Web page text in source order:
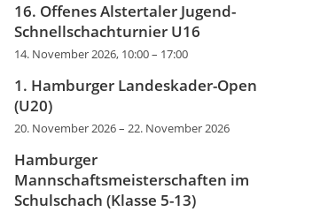
16. Offenes Alstertaler Jugend-
Schnellschachturnier U16
14. November 2026, 10:00– 17:00
1. Hamburger Landeskader-Open
(U20)
20. November 2026– 22. November 2026
Hamburger
Mannschaftsmeisterschaften im
Schulschach (Klasse 5-13)